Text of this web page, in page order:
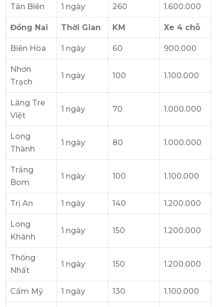
Tân Biên 1 ngày 260 1.600.000
Đồng Nai Thời Gian KM Xe 4 chỗ
Biên Hòa 1 ngày 60 900.000
Nhơn
Trạch
1 ngày 100 1.100.000
Làng Tre
Việt
1 ngày 70 1.000.000
Long
Thành
1 ngày 80 1.000.000
Trảng
Bom
1 ngày 100 1.100.000
Trị An 1 ngày 140 1.200.000
Long
Khánh
1 ngày 150 1.200.000
Thống
Nhất
1 ngày 150 1.200.000
Cẩm Mỹ 1 ngày 130 1.100.000